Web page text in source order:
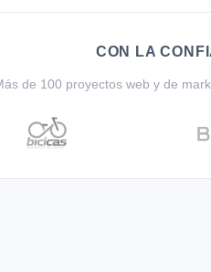
CON LA
de 100 proyectos web y de